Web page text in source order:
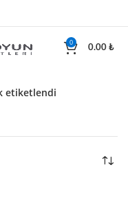
0
0.00 ₺
etiketlendi